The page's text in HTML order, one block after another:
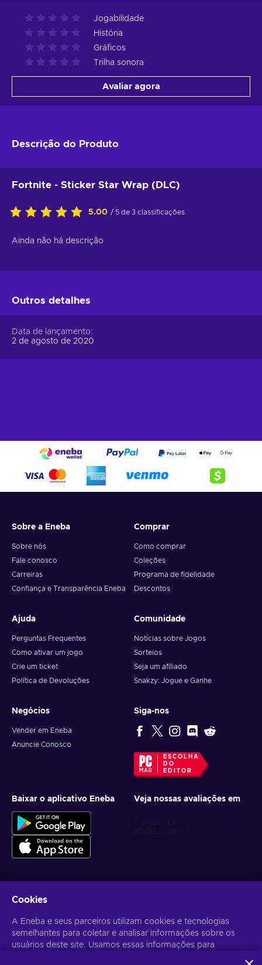
Jogabilidade
História
Gráficos
Trilha sonora
Avaliar agora
Descrição do Produto
Fortnite - Sticker Star Wrap (DLC)
5.00 / 5 de 3 classificações
Ainda não há descrição
Outros detalhes
Data de lançamento
2 de agosto de 2020
Sobre a Eneba
Sobre nós
Fale conosco
Carreiras
Confiança e Transparência Eneba
Comprar
Como comprar
Coleções
Programa de fidelidade
Descontos
Ajuda
Perguntas Frequentes
Como ativar um jogo
Crie um ticket
Política de Devoluções
Comunidade
Notícias sobre Jogos
Sorteios
Seja um afiliado
Snakzy: Jogue e Ganhe
Negócios
Vender em Eneba
Anuncie Conosco
Siga-nos
ESCOLHA
DO
EDITOR
Baixar o aplicativo Eneba Veja nossas avaliações em
Receba ofertas personalizadas de jogos
Inscrever-se
Você pode cancelar sua inscrição a qualquer momento. Acesse
Cookies
A Eneba e seus parceiros utilizam cookies e tecnologias
semelhantes para coletar e analisar informações sobre os
usuários deste site. Usamos essas informações para